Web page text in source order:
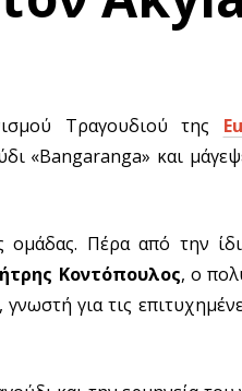
Τραγουδιού της
«Bangaranga» και
ομάδας. Πέρα από την
Κοντόπουλος, ο
για τις